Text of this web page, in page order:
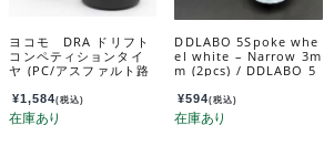
ヨコモ DRA ドリフト
コンペティションタイ
ヤ (PC/アスファルト路
¥1,584(税込)
DDLABO 5Spoke whe
el white – Narrow 3m
m (2pcs) / DDLABO 5
白 ナロー3ｍｍ (2pcs)
DDL-WR001W-N3
¥594(税込)